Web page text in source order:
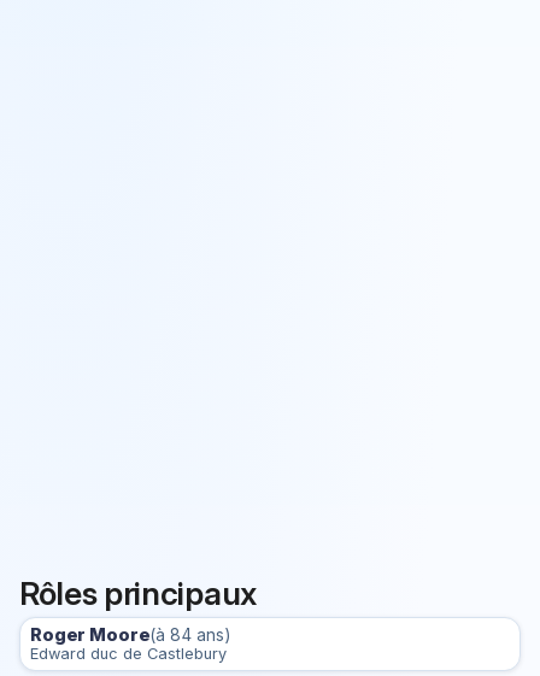
Rôles principaux
Roger Moore(à 84 ans)
Edward duc de Castlebury